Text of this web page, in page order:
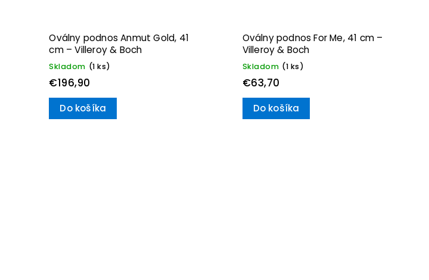
Oválny podnos Anmut Gold, 41
cm – Villeroy & Boch
Skladom (1 ks)
€196,90
Do košíka
Oválny podnos For Me, 41 cm –
Villeroy & Boch
Skladom (1 ks)
€63,70
Do košíka